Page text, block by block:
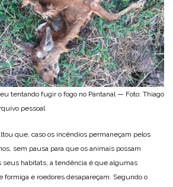
tentando fugir o fogo no Pantanal — Foto: Thiago
pessoal
que, caso os incêndios permaneçam pelos
sem pausa para que os animais possam
seus habitats, a tendência é que algumas
formiga e roedores desapareçam. Segundo o